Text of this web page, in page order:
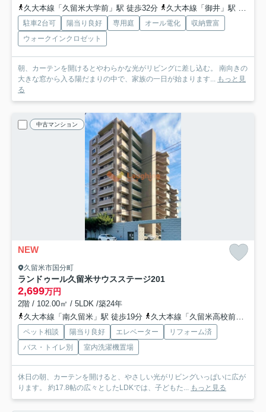
久大本線「久留米大学前」駅 徒歩32分
久大本線「御井」駅 徒歩40分
駐車2台可 陽当り良好 専用庭 オール電化
収納豊富
ウォークインクロゼット
朝、カーテンを開けるとやわらかな光がリビングに差し込む。 南向きの
大きな窓から入る陽だまりの中で、家族の一日が始まります...
もっと見
る
中古マンション
NEW
久留米市国分町
ランドゥール久留米サウスステージ201
2,699万円
2階 / 102.00㎡ / 5LDK /築24年
久大本線「南久留米」駅 徒歩19分
久大本線「久留米高校前」駅 徒歩22分
ペット相談 陽当り良好 エレベーター
リフォーム済
バス・トイレ別
室内洗濯機置場
休日の朝、カーテンを開けると、やさしい光がリビングいっぱいに広が
ります。 約17.8帖の広々としたLDKでは、子どもた... もっと見る